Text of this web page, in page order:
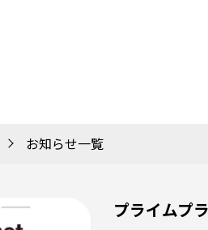
お知らせ一覧
プライムプ